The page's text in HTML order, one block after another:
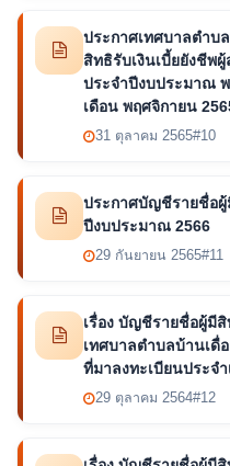
ประกาศเทศบาลตำบ
สิทธิรับเงินเบี้ยยังชีพ
ประจำปีงบประมาณ
เดือน พฤศจิกายน
31 ตุลาคม 2565#10
ประกาศบัญชีรายชื่อผู้
ปีงบประมาณ 2566
29 กันยายน 2565#11
เรื่อง บัญชีรายชื่อผู้มีสิ
เทศบาลตำบลบ้านเดื่
ที่มาลงทะเบียนประจ
29 ตุลาคม 2564#12